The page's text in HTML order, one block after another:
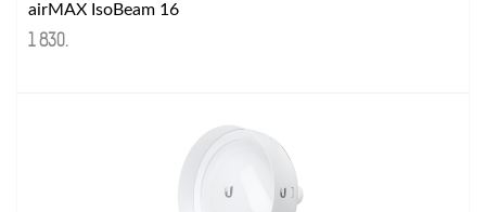
airMAX IsoBeam 16
1 830.